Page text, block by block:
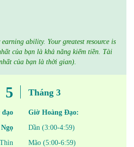
earning ability. Your greatest resource is
của bạn là khả năng kiếm tiền. Tài
của bạn là thời gian).
5
đạo
Tháng 3
Giờ Hoàng Đạo:
Dần (3:00-4:59)
Mão (5:00-6:59)